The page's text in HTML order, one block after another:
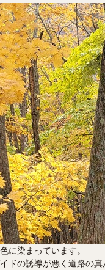
に染まっています。
ドの誘導が悪く道路の真